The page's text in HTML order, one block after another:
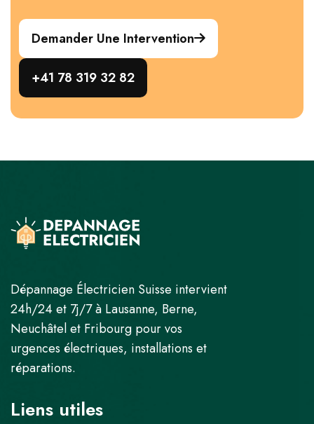
Demander Une Intervention
+41 78 319 32 82
Dépannage Électricien Suisse intervient
24h/24 et 7j/7 à Lausanne, Berne,
Neuchâtel et Fribourg pour vos
urgences électriques, installations et
réparations.
Liens utiles